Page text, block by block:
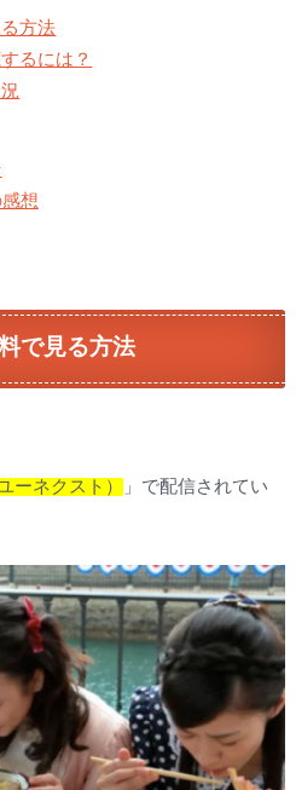
方法
るには？
想
で見る方法
ーネクスト）
」で配信されてい